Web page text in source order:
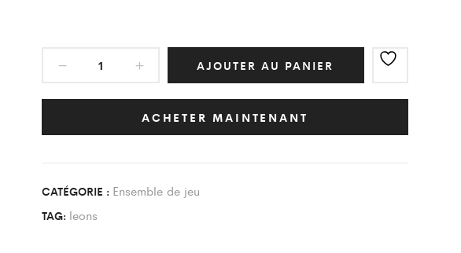
Ensemble
Jeu
Vert/Noir
AJOUTER AU PANIER
ACHETER MAINTENANT
CATÉGORIE : Ensemble de jeu
TAG: leons